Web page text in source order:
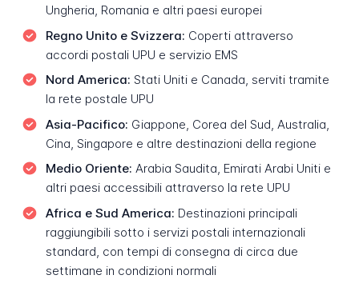
Ungheria, Romania e altri paesi europei
Regno Unito e Svizzera: Coperti attraverso
accordi postali UPU e servizio EMS
Nord America: Stati Uniti e Canada, serviti tramite
la rete postale UPU
Asia-Pacifico: Giappone, Corea del Sud, Australia,
Cina, Singapore e altre destinazioni della regione
Medio Oriente: Arabia Saudita, Emirati Arabi Uniti e
altri paesi accessibili attraverso la rete UPU
Africa e Sud America: Destinazioni principali
raggiungibili sotto i servizi postali internazionali
standard, con tempi di consegna di circa due
settimane in condizioni normali